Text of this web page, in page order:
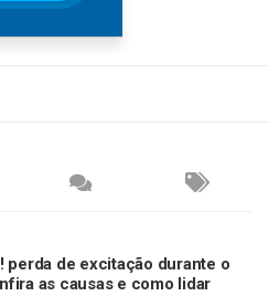
perda de excitação durante o
as causas e como lidar